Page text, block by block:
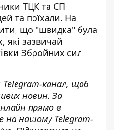
ТЦК та СП
та поїхали. На
що "швидка" була
які зазвичай
Збройних сил
Telegram-канал, щоб
новин. За
прямо в
на нашому Telegram-